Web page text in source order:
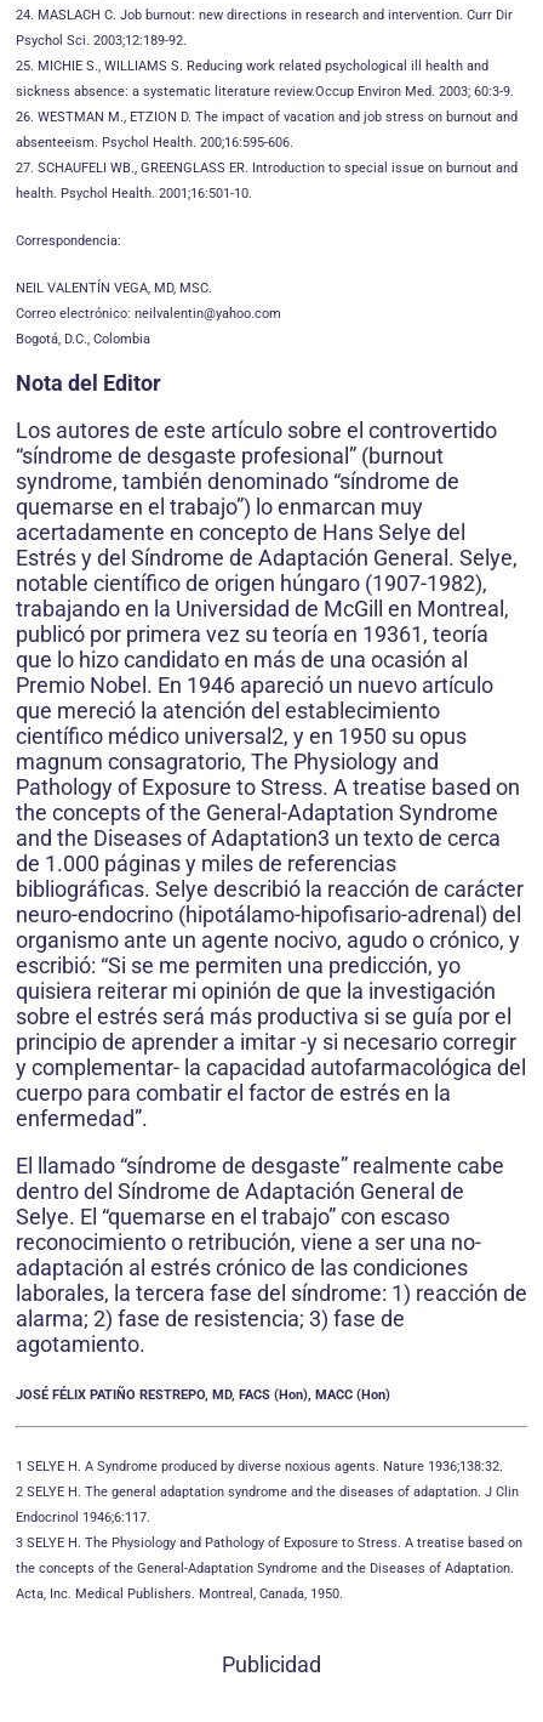
24. MASLACH C. Job burnout: new directions in research and intervention. Curr Dir
Psychol Sci. 2003;12:189-92.
25. MICHIE S., WILLIAMS S. Reducing work related psychological ill health and
sickness absence: a systematic literature review.Occup Environ Med. 2003; 60:3-9.
26. WESTMAN M., ETZION D. The impact of vacation and job stress on burnout and
absenteeism. Psychol Health. 200;16:595-606.
27. SCHAUFELI WB., GREENGLASS ER. Introduction to special issue on burnout and
health. Psychol Health. 2001;16:501-10.
Correspondencia:
NEIL VALENTÍN VEGA, MD, MSC.
Correo electrónico: neilvalentin@yahoo.com
Bogotá, D.C., Colombia
Nota del Editor
Los autores de este artículo sobre el controvertido
“síndrome de desgaste profesional” (burnout
syndrome, también denominado “síndrome de
quemarse en el trabajo”) lo enmarcan muy
acertadamente en concepto de Hans Selye del
Estrés y del Síndrome de Adaptación General. Selye,
notable científico de origen húngaro (1907-1982),
trabajando en la Universidad de McGill en Montreal,
publicó por primera vez su teoría en 19361, teoría
que lo hizo candidato en más de una ocasión al
Premio Nobel. En 1946 apareció un nuevo artículo
que mereció la atención del establecimiento
científico médico universal2, y en 1950 su opus
magnum consagratorio, The Physiology and
Pathology of Exposure to Stress. A treatise based on
the concepts of the General-Adaptation Syndrome
and the Diseases of Adaptation3 un texto de cerca
de 1.000 páginas y miles de referencias
bibliográficas. Selye describió la reacción de carácter
neuro-endocrino (hipotálamo-hipofisario-adrenal) del
organismo ante un agente nocivo, agudo o crónico, y
escribió: “Si se me permiten una predicción, yo
quisiera reiterar mi opinión de que la investigación
sobre el estrés será más productiva si se guía por el
principio de aprender a imitar -y si necesario corregir
y complementar- la capacidad autofarmacológica del
cuerpo para combatir el factor de estrés en la
enfermedad”.
El llamado “síndrome de desgaste” realmente cabe
dentro del Síndrome de Adaptación General de
Selye. El “quemarse en el trabajo” con escaso
reconocimiento o retribución, viene a ser una no-
adaptación al estrés crónico de las condiciones
laborales, la tercera fase del síndrome: 1) reacción de
alarma; 2) fase de resistencia; 3) fase de
agotamiento.
JOSÉ FÉLIX PATIÑO RESTREPO, MD, FACS (Hon), MACC (Hon)
1 SELYE H. A Syndrome produced by diverse noxious agents. Nature 1936;138:32.
2 SELYE H. The general adaptation syndrome and the diseases of adaptation. J Clin
Endocrinol 1946;6:117.
3 SELYE H. The Physiology and Pathology of Exposure to Stress. A treatise based on
the concepts of the General-Adaptation Syndrome and the Diseases of Adaptation.
Acta, Inc. Medical Publishers. Montreal, Canada, 1950.
Publicidad